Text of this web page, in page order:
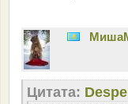
Цитата: